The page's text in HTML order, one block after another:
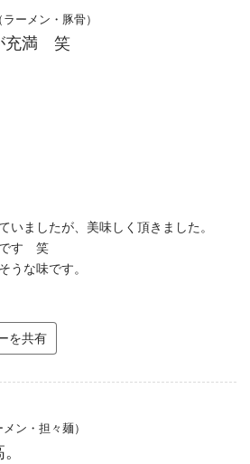
ーメン・豚骨）
充満 笑
いましたが、美味しく頂きました。
です 笑
うな味です。
を共有
ン・担々麺）